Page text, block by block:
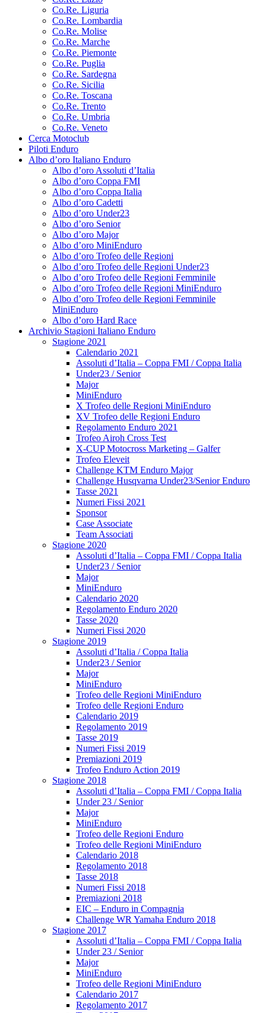
Co.Re. Liguria
Co.Re. Lombardia
Co.Re. Molise
Co.Re. Marche
Co.Re. Piemonte
Co.Re. Puglia
Co.Re. Sardegna
Co.Re. Sicilia
Co.Re. Toscana
Co.Re. Trento
Co.Re. Umbria
Co.Re. Veneto
Cerca Motoclub
Piloti Enduro
Albo d’oro Italiano Enduro
Albo d’oro Assoluti d’Italia
Albo d’oro Coppa FMI
Albo d’oro Coppa Italia
Albo d’oro Cadetti
Albo d’oro Under23
Albo d’oro Senior
Albo d’oro Major
Albo d’oro MiniEnduro
Albo d’oro Trofeo delle Regioni
Albo d’oro Trofeo delle Regioni Under23
Albo d’oro Trofeo delle Regioni Femminile
Albo d’oro Trofeo delle Regioni MiniEnduro
Albo d’oro Trofeo delle Regioni Femminile
MiniEnduro
Albo d’oro Hard Race
Archivio Stagioni Italiano Enduro
Stagione 2021
Calendario 2021
Assoluti d’Italia – Coppa FMI / Coppa Italia
Under23 / Senior
Major
MiniEnduro
X Trofeo delle Regioni MiniEnduro
XV Trofeo delle Regioni Enduro
Regolamento Enduro 2021
Trofeo Airoh Cross Test
X-CUP Motocross Marketing – Galfer
Trofeo Eleveit
Challenge KTM Enduro Major
Challenge Husqvarna Under23/Senior Enduro
Tasse 2021
Numeri Fissi 2021
Sponsor
Case Associate
Team Associati
Stagione 2020
Assoluti d’Italia – Coppa FMI / Coppa Italia
Under23 / Senior
Major
MiniEnduro
Calendario 2020
Regolamento Enduro 2020
Tasse 2020
Numeri Fissi 2020
Stagione 2019
Assoluti d’Italia / Coppa Italia
Under23 / Senior
Major
MiniEnduro
Trofeo delle Regioni MiniEnduro
Trofeo delle Regioni Enduro
Calendario 2019
Regolamento 2019
Tasse 2019
Numeri Fissi 2019
Premiazioni 2019
Trofeo Enduro Action 2019
Stagione 2018
Assoluti d’Italia – Coppa FMI / Coppa Italia
Under 23 / Senior
Major
MiniEnduro
Trofeo delle Regioni Enduro
Trofeo delle Regioni MiniEnduro
Calendario 2018
Regolamento 2018
Tasse 2018
Numeri Fissi 2018
Premiazioni 2018
EIC – Enduro in Compagnia
Challenge WR Yamaha Enduro 2018
Stagione 2017
Assoluti d’Italia – Coppa FMI / Coppa Italia
Under 23 / Senior
Major
MiniEnduro
Trofeo delle Regioni MiniEnduro
Calendario 2017
Regolamento 2017